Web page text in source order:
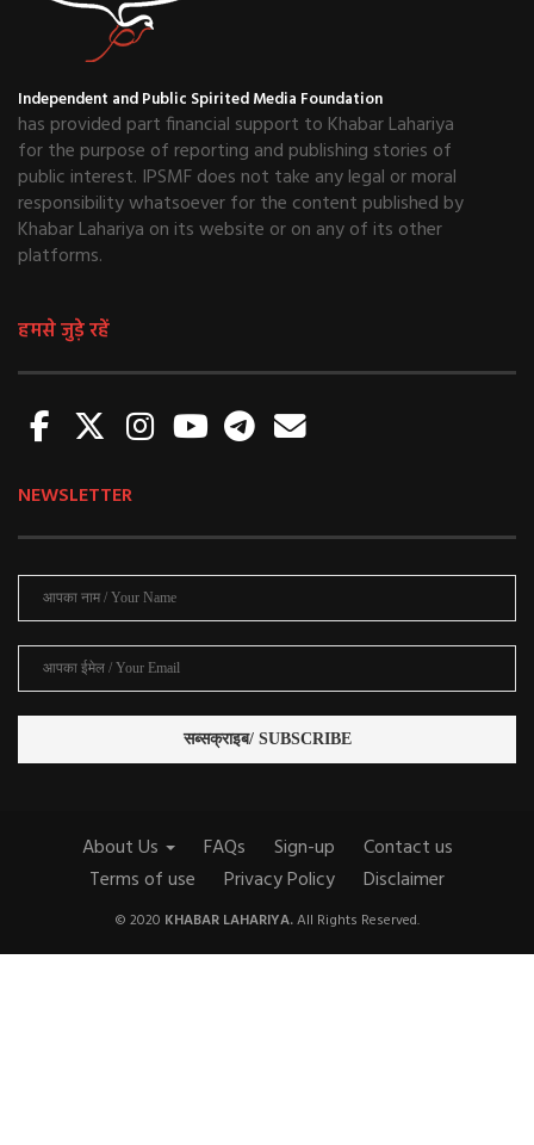
Independent and Public Spirited Media Foundation
has provided part financial support to Khabar Lahariya
for the purpose of reporting and publishing stories of
public interest. IPSMF does not take any legal or moral
responsibility whatsoever for the content published by
Khabar Lahariya on its website or on any of its other
platforms.
हमसे जुड़े रहें
NEWSLETTER
About Us FAQs Sign-up
Contact us
Terms of use
Privacy Policy Disclaimer
© 2020 KHABAR LAHARIYA.All Rights Reserved.